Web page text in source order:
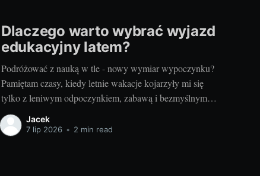
Dlaczego warto wybrać wyjazd
edukacyjny latem?
Podróżować z nauką w tle - nowy wymiar wypoczynku?
Pamiętam czasy, kiedy letnie wakacje kojarzyły mi się
tylko z leniwym odpoczynkiem, zabawą i bezmyślnym
przemijaniem czasu. Wtedy nauka była czymś, co
odstawiałem na półkę na całe dwa miesiące. Ale dzięki
Jacek
7 lip 2026 • 2 min read